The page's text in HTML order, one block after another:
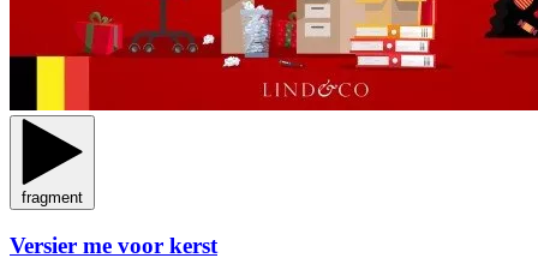
fragment
Versier me voor kerst